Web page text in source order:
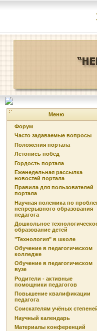
Меню
Форум
Часто задаваемые вопросы
Положения портала
Летопись побед
Гордость портала
Еженедельная рассылка
новостей портала
Правила для пользователей
портала
Научная полемика по
непрерывного образования
педагога
Дошкольное
образование детей
"Технология" в школе
Обучение в педагогическом
колледже
Обучение в педагогическом
вузе
Родители - активные
помощники педагогов
Повышение квалификации
педагога
Соискателям учёных
Научный календарь
Материалы конференций